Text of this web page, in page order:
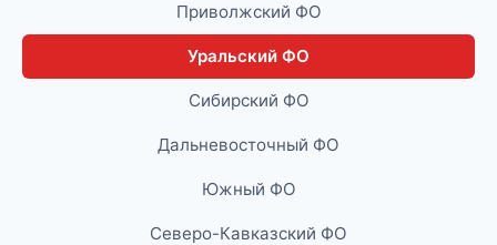
Приволжский ФО
Уральский ФО
Сибирский ФО
Дальневосточный ФО
Южный ФО
Северо-Кавказский ФО